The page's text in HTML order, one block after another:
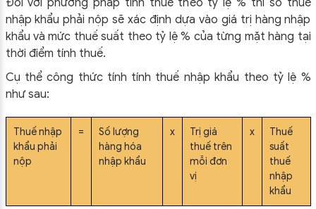
Đối với phương pháp tính thuế theo tỷ lệ % thì số thuế
nhập khẩu phải nộp sẽ xác định dựa vào giá trị hàng nhập
khẩu và mức thuế suất theo tỷ lệ % của từng mặt hàng tại
thời điểm tính thuế.
Cụ thể công thức tính tính thuế nhập khẩu theo tỷ lệ %
như sau:
Thuế nhập
khẩu phải
nộp
=
Số lượng
hàng hóa
nhập khẩu
x
Trị giá
thuế trên
mỗi đơn
vị
x
Thuế
suất
thuế
nhập
khẩu